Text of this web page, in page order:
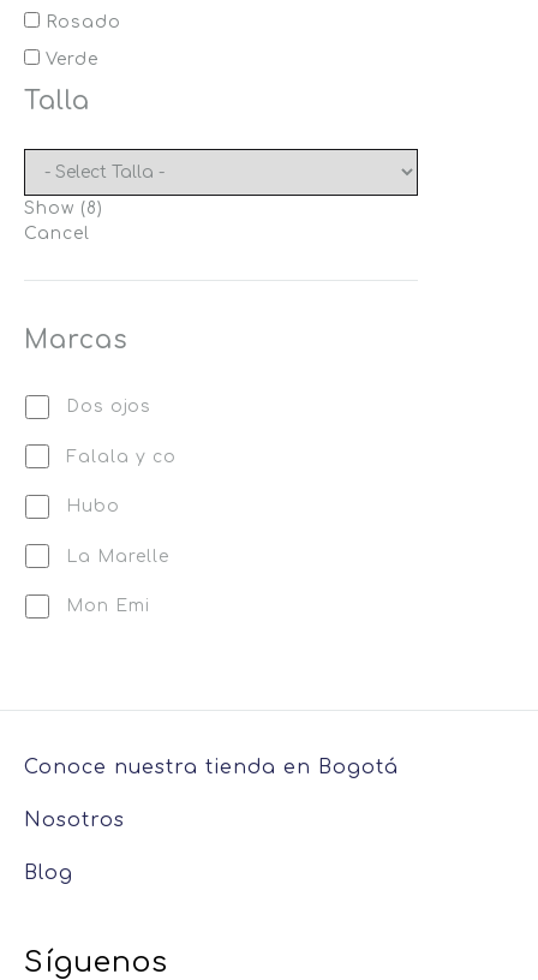
Rosado
Verde
Talla
Show ( 8)
Cancel
Marcas
Dos ojos
Falala y co
Hubo
La Marelle
Mon Emi
Conoce nuestra tienda en Bogotá
Nosotros
Blog
Síguenos